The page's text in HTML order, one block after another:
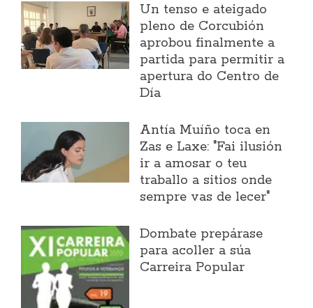
Un tenso e ateigado
pleno de Corcubión
aprobou finalmente a
partida para permitir a
apertura do Centro de
Día
Antía Muíño toca en
Zas e Laxe: "Fai ilusión
ir a amosar o teu
traballo a sitios onde
sempre vas de lecer"
Dombate prepárase
para acoller a súa
Carreira Popular